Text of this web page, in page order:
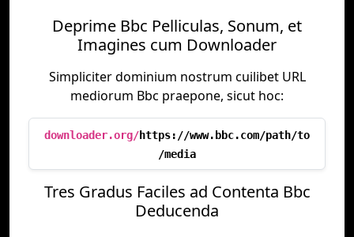
Deprime Bbc Pelliculas, Sonum, et
Imagines cum Downloader
Simpliciter dominium nostrum cuilibet URL
mediorum Bbc praepone, sicut hoc:
downloader.org/https://www.bbc.com/path/to
/media
Tres Gradus Faciles ad Contenta Bbc
Deducenda